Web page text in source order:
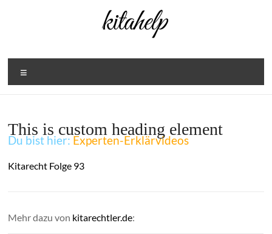
This is custom heading element
Du bist hier: Experten-Erklärvideos
Kitarecht Folge 93
Mehr dazu von kitarechtler.de: